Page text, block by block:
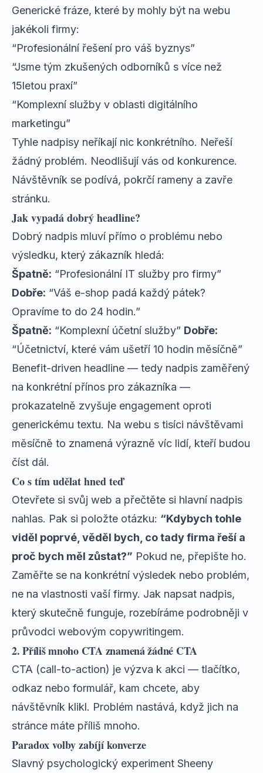
Generické fráze, které by mohly být na webu
jakékoli firmy:
“Profesionální řešení pro váš byznys”
“Jsme tým zkušených odborníků s více než
15letou praxí”
“Komplexní služby v oblasti digitálního
marketingu”
Tyhle nadpisy neříkají nic konkrétního. Neřeší
žádný problém. Neodlišují vás od konkurence.
Návštěvník se podívá, pokrčí rameny a zavře
stránku.
Jak vypadá dobrý headline?
Dobrý nadpis mluví přímo o problému nebo
výsledku, který zákazník hledá:
Špatně: “Profesionální IT služby pro firmy”
Dobře: “Váš e-shop padá každý pátek?
Opravíme to do 24 hodin.”
Špatně: “Komplexní účetní služby” Dobře:
“Účetnictví, které vám ušetří 10 hodin měsíčně”
Benefit-driven headline — tedy nadpis zaměřený
na konkrétní přínos pro zákazníka —
prokazatelně zvyšuje engagement oproti
generickému textu. Na webu s tisíci návštěvami
měsíčně to znamená výrazně víc lidí, kteří budou
číst dál.
Co s tím udělat hned teď
Otevřete si svůj web a přečtěte si hlavní nadpis
nahlas. Pak si položte otázku: “Kdybych tohle
viděl poprvé, věděl bych, co tady firma řeší a
proč bych měl zůstat?” Pokud ne, přepište ho.
Zaměřte se na konkrétní výsledek nebo problém,
ne na vlastnosti vaší firmy. Jak napsat nadpis,
který skutečně funguje, rozebíráme podrobněji v
průvodci webovým copywritingem.
2. Příliš mnoho CTA znamená žádné CTA
CTA (call-to-action) je výzva k akci — tlačítko,
odkaz nebo formulář, kam chcete, aby
návštěvník klikl. Problém nastává, když jich na
stránce máte příliš mnoho.
Paradox volby zabíjí konverze
Slavný psychologický experiment Sheeny